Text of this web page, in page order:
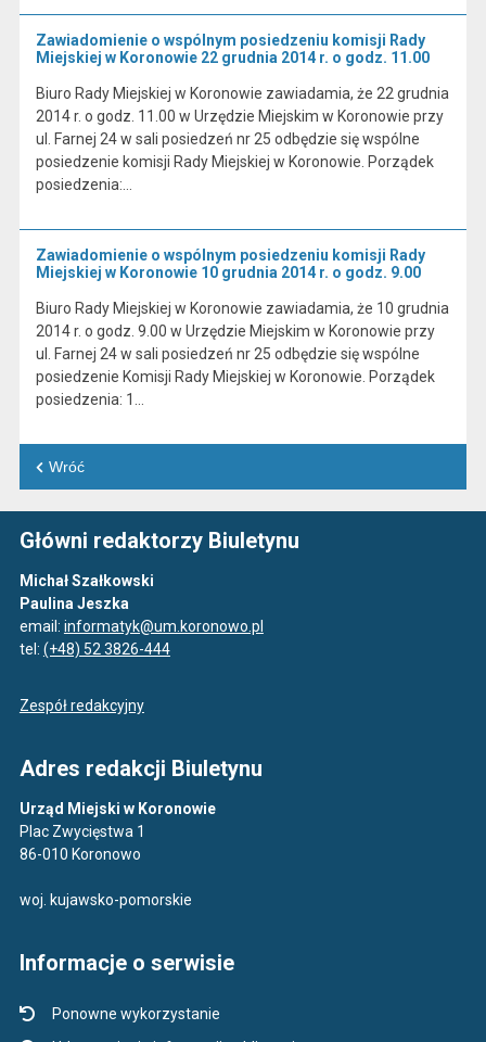
Zawiadomienie o wspólnym posiedzeniu komisji Rady
Miejskiej w Koronowie 22 grudnia 2014 r. o godz. 11.00
Biuro Rady Miejskiej w Koronowie zawiadamia, że 22 grudnia
2014 r. o godz. 11.00 w Urzędzie Miejskim w Koronowie przy
ul. Farnej 24 w sali posiedzeń nr 25 odbędzie się wspólne
posiedzenie komisji Rady Miejskiej w Koronowie. Porządek
posiedzenia:…
Zawiadomienie o wspólnym posiedzeniu komisji Rady
Miejskiej w Koronowie 10 grudnia 2014 r. o godz. 9.00
Biuro Rady Miejskiej w Koronowie zawiadamia, że 10 grudnia
2014 r. o godz. 9.00 w Urzędzie Miejskim w Koronowie przy
ul. Farnej 24 w sali posiedzeń nr 25 odbędzie się wspólne
posiedzenie Komisji Rady Miejskiej w Koronowie. Porządek
posiedzenia: 1…
Wróć
Główni redaktorzy Biuletynu
Michał Szałkowski
Paulina Jeszka
email: informatyk@um.koronowo.pl
tel: (+48) 52 3826-444
Zespół redakcyjny
Adres redakcji Biuletynu
Urząd Miejski w Koronowie
Plac Zwycięstwa 1
86-010 Koronowo
woj. kujawsko-pomorskie
Informacje o serwisie
Ponowne wykorzystanie